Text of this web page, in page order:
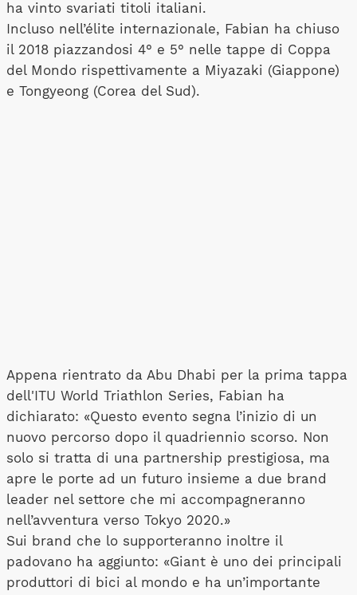
ha vinto svariati titoli italiani.
Incluso nell’élite internazionale, Fabian ha chiuso
il 2018 piazzandosi 4° e 5° nelle tappe di Coppa
del Mondo rispettivamente a Miyazaki (Giappone)
e Tongyeong (Corea del Sud).
Appena rientrato da Abu Dhabi per la prima tappa
dell'ITU World Triathlon Series, Fabian ha
dichiarato: «Questo evento segna l’inizio di un
nuovo percorso dopo il quadriennio scorso. Non
solo si tratta di una partnership prestigiosa, ma
apre le porte ad un futuro insieme a due brand
leader nel settore che mi accompagneranno
nell’avventura verso Tokyo 2020.»
Sui brand che lo supporteranno inoltre il
padovano ha aggiunto: «Giant è uno dei principali
produttori di bici al mondo e ha un’importante